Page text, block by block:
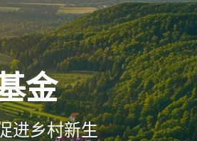
金
进乡村新⽣